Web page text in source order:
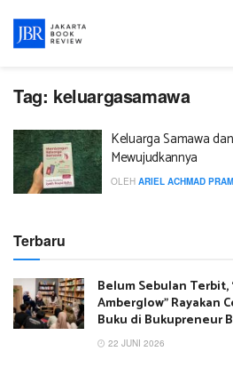
Tag: keluargasamawa
Keluarga Samawa
Mewujudkannya
OLEH ARIEL ACHMAD
Terbaru
Belum Sebulan Terbit,
Amberglow” Rayakan
Buku di Bukupreneur
22 JUNI 2026